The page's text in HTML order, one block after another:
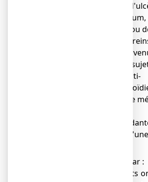
● en cas d'antécédents
l'estomac ou du duodénum,
d'hémorragie digestive ou
● en cas de maladie des
● en cas d'asthme: la
d'asthme, chez certains
liée à une allergie aux anti-
inflammatoires non
l'aspirine. Dans ce cas, ce
● en cas de règles
● en cas de traitement
● en cas de traitement par :
des anticoagulants